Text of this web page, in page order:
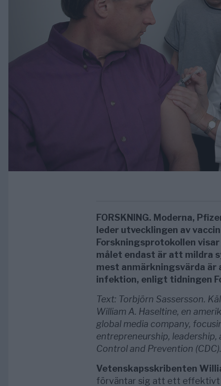
FORSKNING. Moderna,
leder utvecklingen av
Forskningsprotokollen
målet endast är att mildra
mest anmärkningsvärda är
infektion, enligt tidningen
Text: Torbjörn Sassersson.
William A. Haseltine, en
global media company,
entrepreneurship, leadership,
Control and Prevention
Vetenskapsskribenten
förväntar sig att ett effektivt